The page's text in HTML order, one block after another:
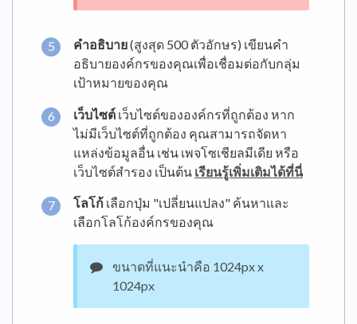
คำอธิบาย(สูงสุด 500 ตัวอักษร) เขียนคำ
อธิบายองค์กรของคุณเพื่อเชื่อมต่อกับกลุ่ม
เป้าหมายของคุณ
เว็บไซต์ เว็บไซต์ขององค์กรที่ถูกต้อง หาก
ไม่มีเว็บไซต์ที่ถูกต้อง คุณสามารถจัดหา
แหล่งข้อมูลอื่น เช่น เพจโซเชียลมีเดีย หรือ
เว็บไซต์สำรอง เป็นต้น เรียนรู้เพิ่มเติมได้ที่นี่
โลโก้ เลือกปุ่ม "เปลี่ยนแปลง" ค้นหาและ
เลือกโลโก้องค์กรของคุณ
ขนาดที่แนะนำคือ 1024px x
1024px